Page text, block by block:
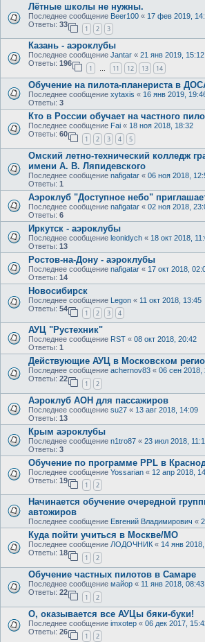
Лётные школы не нужны.
Последнее сообщение Beer100 « 17 фев 2019,
Ответы: 33
1 2 3
Казань - аэроклубы
Последнее сообщение Jantar « 21 янв 2019, 15:12
Ответы: 196
1 … 11 12 13 14
Обучение на пилота-планериста в
Последнее сообщение xytaxis « 16 янв 2019,
Ответы: 3
Кто в России обучает на частного
Последнее сообщение Fai « 18 ноя 2018, 18:32
Ответы: 60
1 2 3 4 5
Омский летно-технический колледж
имени А. В. Ляпидевского
Последнее сообщение nafigatar « 06 ноя 2018,
Ответы: 1
Аэроклуб "Доступное небо"
Последнее сообщение nafigatar « 02 ноя 2018,
Ответы: 6
Иркутск - аэроклубы
Последнее сообщение leonidych « 18 окт 2018,
Ответы: 13
Ростов-на-Дону - аэроклубы
Последнее сообщение nafigatar « 17 окт 2018,
Ответы: 14
Новосибирск
Последнее сообщение Legon « 11 окт 2018, 13:45
Ответы: 54
1 2 3 4
АУЦ "Рустехник"
Последнее сообщение RST « 08 окт 2018, 20:42
Ответы: 1
Действующие АУЦ в Московском
Последнее сообщение achernov83 « 06 сен 2018,
Ответы: 22
1 2
Аэроклуб АОН для пассажиров
Последнее сообщение su27 « 13 авг 2018, 14:09
Ответы: 13
Крым аэроклубы
Последнее сообщение n1tro87 « 23 июл 2018,
Ответы: 3
Обучение по программе PPL в
Последнее сообщение Yossarian « 12 апр 2018,
Ответы: 19
1 2
Начинается обучение очередной
автожиров
Последнее сообщение Евгений Владимирович «
Куда пойти учиться в Москве/МО
Последнее сообщение ЛОДОЧНИК « 14 янв
Ответы: 18
1 2
Обучение частных пилотов в Самаре
Последнее сообщение майор « 11 янв 2018, 08:43
Ответы: 22
1 2
О, оказывается все АУЦы бяки-буки!
Последнее сообщение imxotep « 06 дек 2017,
Ответы: 26
1 2